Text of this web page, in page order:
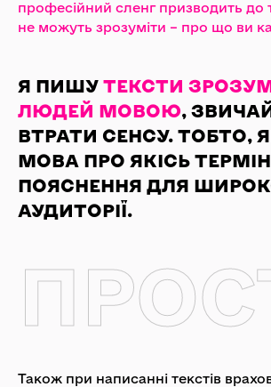
професійний сленг призводить до
не можуть зрозуміти – про що ви
Я ПИШУ ТЕКСТИ
ЛЮДЕЙ МОВОЮ,
ВТРАТИ СЕНСУ. ТОБТО,
МОВА ПРО ЯКІСЬ
ПОЯСНЕННЯ ДЛЯ
АУДИТОРІЇ.
Також при написанні текстів